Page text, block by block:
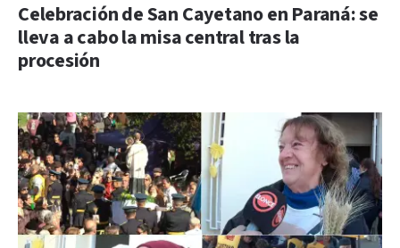
Celebración de San Cayetano en Paraná: se
lleva a cabo la misa central tras la
procesión